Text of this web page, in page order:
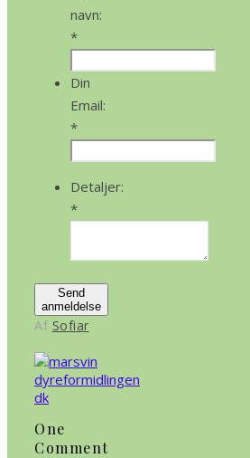
navn:
*
Din
Email:
*
Detaljer:
*
Send
anmeldelse
Af Sofiar
One
Comment